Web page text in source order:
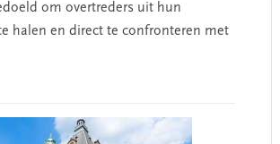
om overtreders uit hun
halen en direct te confronteren met